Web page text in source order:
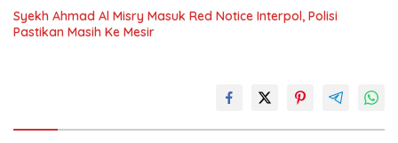
Syekh Ahmad Al Misry Masuk Red Notice Interpol, Polisi
Pastikan Masih Ke Mesir